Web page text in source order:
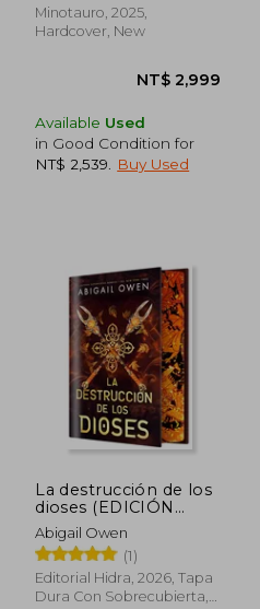
NT$ 1,710
Minotauro, 2025,
Hardcover, New
Available Used
in Good Condition for
NT$ 2,539
Buy Used
La destrucción de los
dioses (EDICIÓN
ESPECIAL LIMITADA)
(in Spanish)
Abigail Owen
(1)
Editorial Hidra, 2026, Tapa
Dura Con Sobrecubierta,